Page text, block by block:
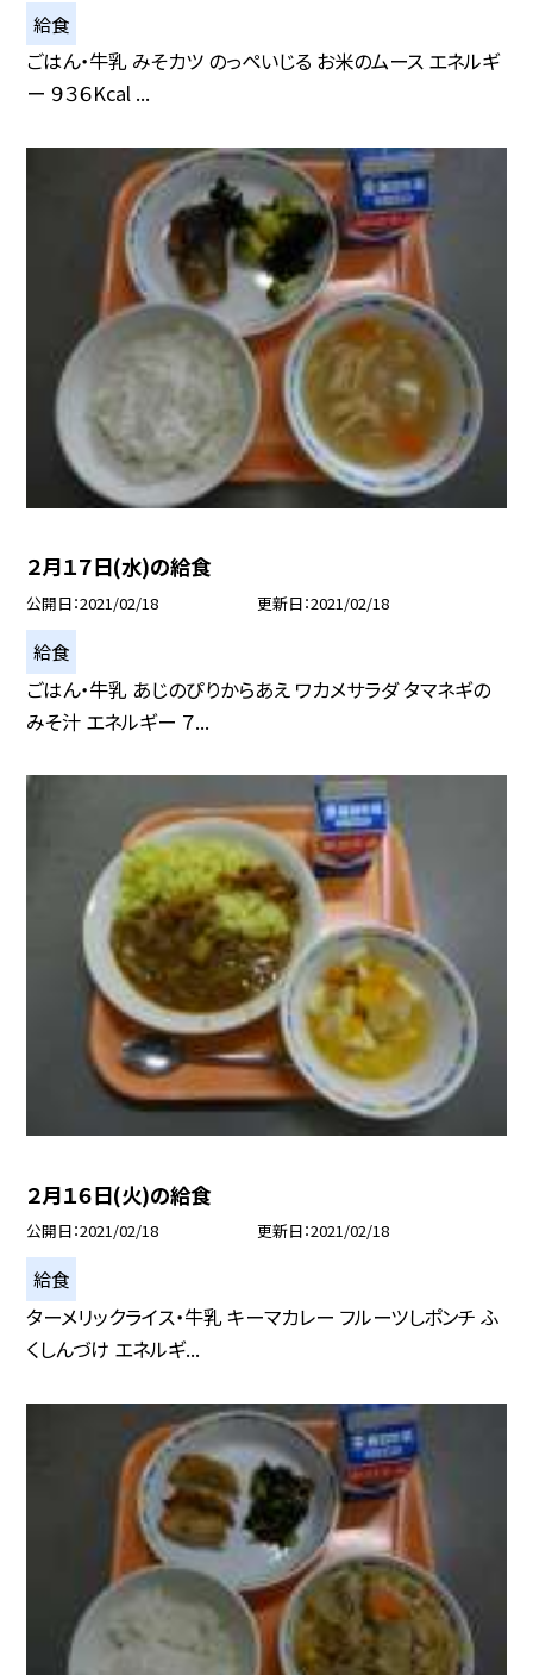
給食
ごはん・牛乳 みそカツ のっぺいじる お米のムース エネルギ
ー ９３６Kcal ...
２月１７日(水)の給食
公開日 2021/02/18 更新日 2021/02/18
給食
ごはん・牛乳 あじのぴりからあえ ワカメサラダ タマネギの
みそ汁 エネルギー ７...
２月１６日(火)の給食
公開日 2021/02/18 更新日 2021/02/18
給食
ターメリックライス・牛乳 キーマカレー フルーツしポンチ ふ
くしんづけ エネルギ...